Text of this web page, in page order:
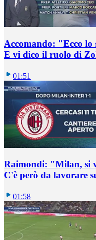
Accomando: "Ecco
E vi dico il ruolo di
01:51
Raimondi: "Milan, si
C'è però da lavorare
01:58